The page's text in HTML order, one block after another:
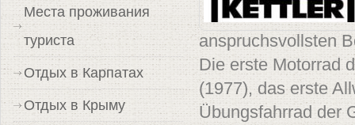
anspruchsvollsten
Die erste Motorrad
(1977), das erste
Übungsfahrrad der
Места проживания
туриста
Отдых в Карпатах
Отдых в Крыму